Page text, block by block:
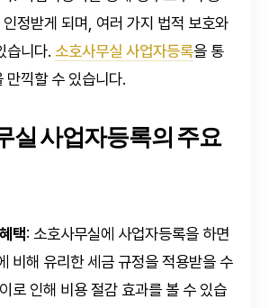
정받게 되며, 여러 가지 법적 보호와
습니다. 소호사무실 사업자등록을 통
만끽할 수 있습니다.
실 사업자등록의 주요
택: 소호사무실에 사업자등록을 하면
비해 유리한 세금 규정을 적용받을 수
로 인해 비용 절감 효과를 볼 수 있습